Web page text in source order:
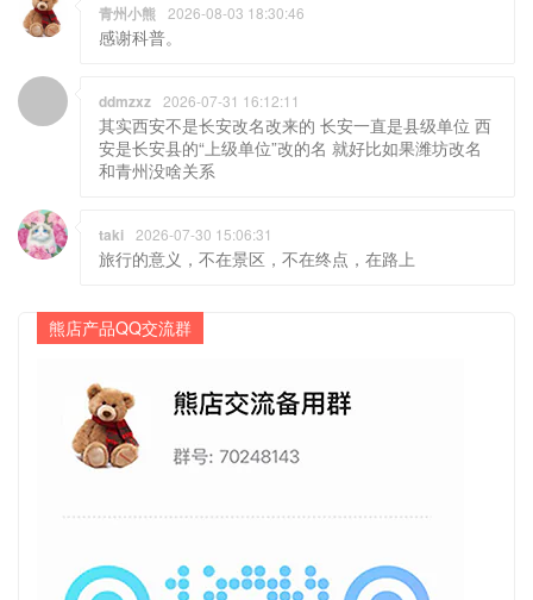
青州小熊 2026-08-03 18:30:46
感谢科普。
ddmzxz 2026-07-31 16:12:11
其实西安不是长安改名改来的 长安一直是县级单位 西
安是长安县的“上级单位”改的名 就好比如果潍坊改名
和青州没啥关系
taki 2026-07-30 15:06:31
旅行的意义，不在景区，不在终点，在路上
熊店产品QQ交流群